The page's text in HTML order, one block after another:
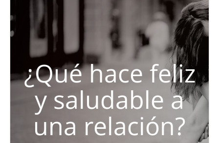
¿Qué hace feliz
y saludable a
una relación?